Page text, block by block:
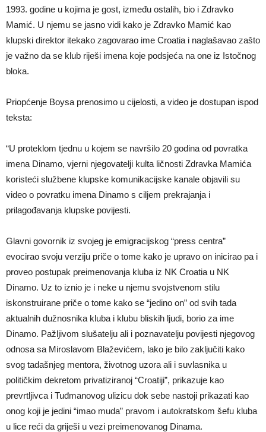
1993. godine u kojima je gost, između ostalih, bio i Zdravko
Mamić. U njemu se jasno vidi kako je Zdravko Mamić kao
klupski direktor itekako zagovarao ime Croatia i naglašavao zašto
je važno da se klub riješi imena koje podsjeća na one iz Istočnog
bloka.
Priopćenje Boysa prenosimo u cijelosti, a video je dostupan ispod
teksta:
“U proteklom tjednu u kojem se navršilo 20 godina od povratka
imena Dinamo, vjerni njegovatelji kulta ličnosti Zdravka Mamića
koristeći službene klupske komunikacijske kanale objavili su
video o povratku imena Dinamo s ciljem prekrajanja i
prilagođavanja klupske povijesti.
Glavni govornik iz svojeg je emigracijskog “press centra”
evocirao svoju verziju priče o tome kako je upravo on inicirao pa i
proveo postupak preimenovanja kluba iz NK Croatia u NK
Dinamo. Uz to iznio je i neke u njemu svojstvenom stilu
iskonstruirane priče o tome kako se “jedino on” od svih tada
aktualnih dužnosnika kluba i klubu bliskih ljudi, borio za ime
Dinamo. Pažljivom slušatelju ali i poznavatelju povijesti njegovog
odnosa sa Miroslavom Blaževićem, lako je bilo zaključiti kako
svog tadašnjeg mentora, životnog uzora ali i suvlasnika u
političkim dekretom privatiziranoj “Croatiji”, prikazuje kao
prevrtljivca i Tuđmanovog ulizicu dok sebe nastoji prikazati kao
onog koji je jedini “imao muda” pravom i autokratskom šefu kluba
u lice reći da griješi u vezi preimenovanog Dinama.